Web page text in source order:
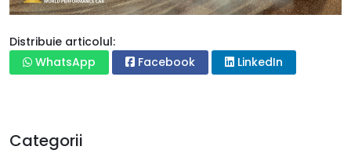
Distribuie articolul:
WhatsApp
Facebook LinkedIn
Categorii